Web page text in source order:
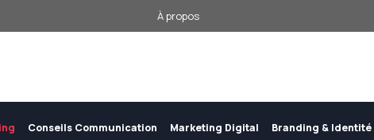
À propos
Conseils Communication Marketing Digital Branding & Identité